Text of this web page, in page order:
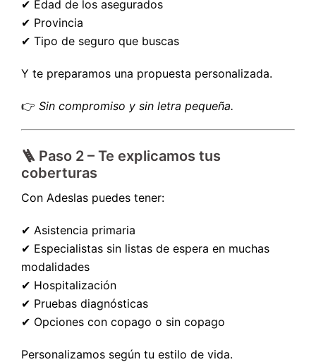
✔ Edad de los asegurados
✔ Provincia
✔ Tipo de seguro que buscas
Y te preparamos una propuesta personalizada.
👉 Sin compromiso y sin letra pequeña.
🪜 Paso 2 – Te explicamos tus
coberturas
Con Adeslas puedes tener:
✔ Asistencia primaria
✔ Especialistas sin listas de espera en muchas
modalidades
✔ Hospitalización
✔ Pruebas diagnósticas
✔ Opciones con copago o sin copago
Personalizamos según tu estilo de vida.